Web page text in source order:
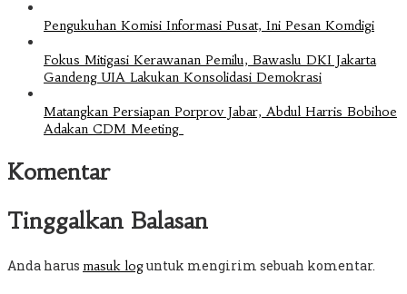
Pengukuhan Komisi Informasi Pusat, Ini Pesan Komdigi
Fokus Mitigasi Kerawanan Pemilu, Bawaslu DKI Jakarta
Gandeng UIA Lakukan Konsolidasi Demokrasi
Matangkan Persiapan Porprov Jabar, Abdul Harris Bobihoe
Adakan CDM Meeting
Komentar
Tinggalkan Balasan
Anda harus masuk loguntuk mengirim sebuah komentar.